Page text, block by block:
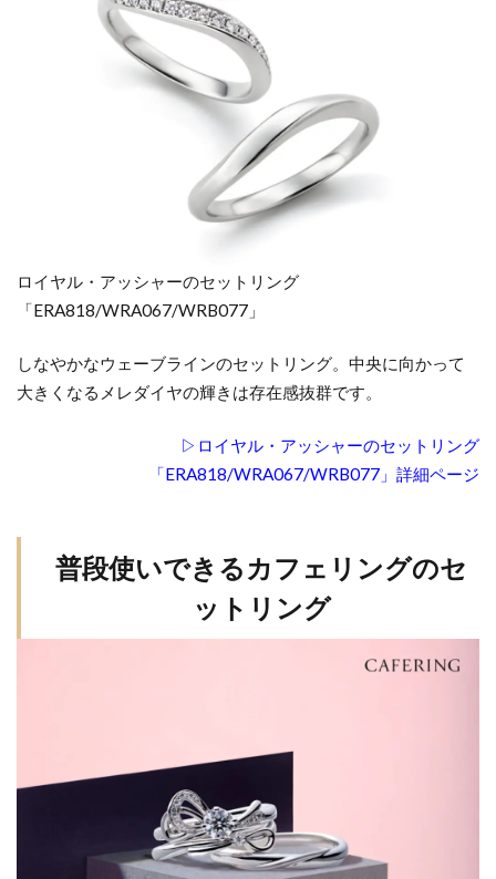
ロイヤル・アッシャーのセットリング
「ERA818/WRA067/WRB077」
しなやかなウェーブラインのセットリング。中央に向かって
大きくなるメレダイヤの輝きは存在感抜群です。
▷ロイヤル・アッシャーのセットリング
「ERA818/WRA067/WRB077」詳細ページ
普段使いできるカフェリングのセ
ットリング